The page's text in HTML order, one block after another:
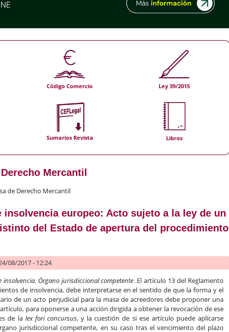
Código Comercio Ley 39/2015
Sumarios Revista Libros
Mercantil
de Derecho Mercantil
insolvencia europeo: Acto sujeto a la ley de un
del Estado de apertura del procedimiento
08/2017 - 12:24
insolvencia. Órgano jurisdiccional competente. El artículo 13 del Reglamento
de insolvencia, debe interpretarse en el sentido de que la forma y el
de un acto perjudicial para la masa de acreedores debe proponer una
para oponerse a una acción dirigida a obtener la revocación de ese
de la lex fori concursus, y la cuestión de si ese artículo puede aplicarse
jurisdiccional competente, en su caso tras el vencimiento del plazo